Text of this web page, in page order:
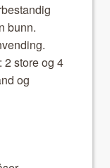
bunn.
2 store og 4
og